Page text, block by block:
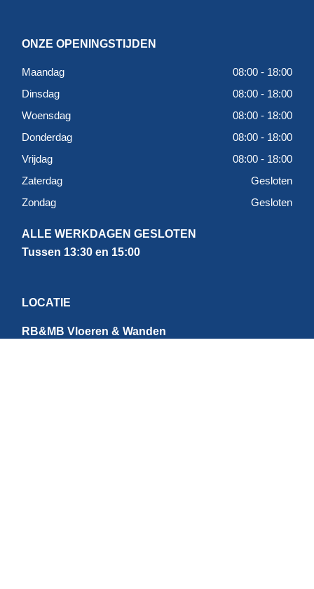
ONZE OPENINGSTIJDEN
Maandag
08:00 - 18:00
Dinsdag
08:00 - 18:00
Woensdag
08:00 - 18:00
Donderdag
08:00 - 18:00
Vrijdag
08:00 - 18:00
Zaterdag
Gesloten
Zondag
Gesloten
ALLE WERKDAGEN GESLOTEN
Tussen 13:30 en 15:00
LOCATIE
RB&MB Vloeren & Wanden